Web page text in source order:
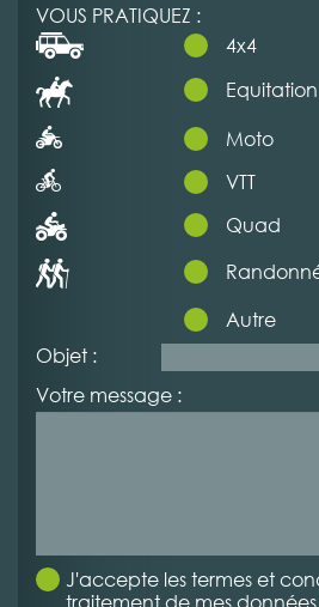
VOUS PRATIQUEZ :
4x4
Equitation
Moto
VTT
Quad
Autre
Objet :
Votre message :
J'accepte les termes et
traitement de mes données